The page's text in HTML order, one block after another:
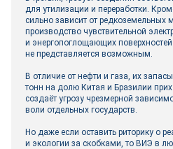
для утилизации и переработки.
сильно зависит от редкоземельных
производство чувствительной
и энергопоглощающих
не представляется возможным.
В отличие от нефти и газа, их
тонн на долю Китая и Бразилии
создаёт угрозу чрезмерной
воли отдельных государств.
Но даже если оставить риторику о
и экологии за скобками, то ВИЭ в